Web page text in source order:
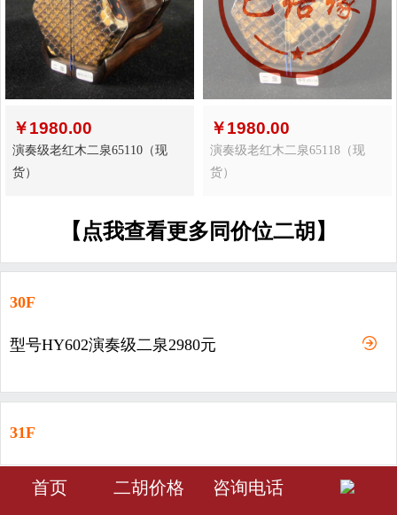
￥1980.00
演奏级老红木二泉65110（现
货）
￥1980.00
演奏级老红木二泉65118（现
货）
【点我查看更多同价位二胡】
30F
型号HY602演奏级二泉2980元
31F
型号HY603-演奏级二泉3980元
󰀁 󰀅
首页 二胡价格 咨询电话